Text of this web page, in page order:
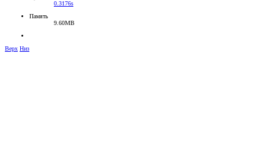
0.3176s
Память
9.60MB
Верх Низ